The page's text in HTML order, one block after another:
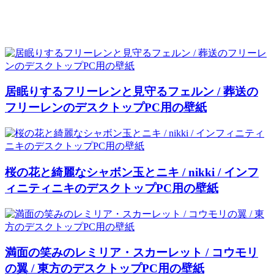
居眠りするフリーレンと見守るフェルン / 葬送の
フリーレンのデスクトップPC用の壁紙
桜の花と綺麗なシャボン玉とニキ / nikki / インフ
ィニティニキのデスクトップPC用の壁紙
満面の笑みのレミリア・スカーレット / コウモリ
の翼 / 東方のデスクトップPC用の壁紙